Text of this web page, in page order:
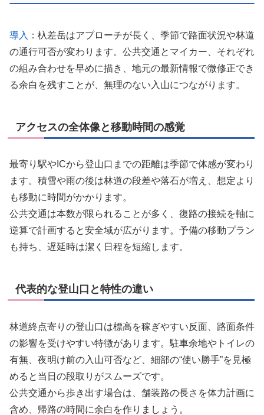
導入 ：杁差岳はアプローチが長く、季節で路面状況や林道
の通行可否が変わります。公共交通とマイカー、それぞれ
の組み合わせを早めに描き、地元の最新情報で微修正でき
る余白を残すことが、無理のない入山につながります。
アクセスの全体像と移動時間の感覚
最寄り駅やICから登山口までの距離は季節で体感が変わり
ます。積雪や雨の後は林道の段差や落石が増え、想定より
も移動に時間がかかります。
公共交通は本数が限られることが多く、復路の接続を軸に
逆算で計画すると安全域が広がります。予備の移動プラン
も持ち、遅延時は潔く日程を短縮します。
代表的な登山口と特性の違い
林道終点寄りの登山口は標高を稼ぎやすい反面、路面条件
の影響を受けやすい特徴があります。駐車余地やトイレの
有無、夜明け前の入山可否など、細部の“使い勝手”を見極
めると当日の段取りがスムーズです。
公共交通から歩き出す場合は、舗装路の長さを体力計画に
含め、帰路の時間に余白を作りましょう。